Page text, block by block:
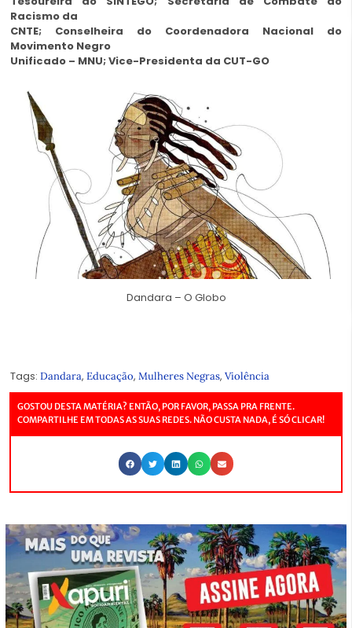
Racismo da
CNTE; Conselheira do Coordenadora Nacional do
Movimento Negro
Unificado – MNU; Vice-Presidenta da CUT-GO
Dandara – O Globo
Tags: Dandara, Educação, Mulheres Negras, Violência
GOSTOU DESTA MATÉRIA? ENTÃO, POR FAVOR, PASSA PRA FRENTE.
COMPARTILHE EM TODAS AS SUAS REDES. NÃO CUSTA NADA, É SÓ CLICAR!